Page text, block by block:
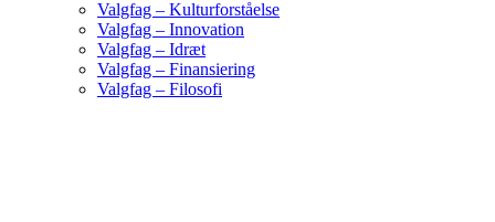
Valgfag – Kulturforståelse
Valgfag – Innovation
Valgfag – Idræt
Valgfag – Finansiering
Valgfag – Filosofi